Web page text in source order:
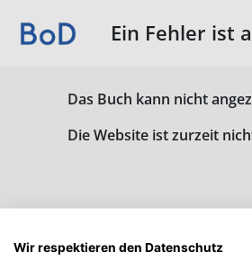
Ein Fehler ist
Das Buch kann nicht
Die Website ist zurzeit
Wir respektieren den Datenschutz